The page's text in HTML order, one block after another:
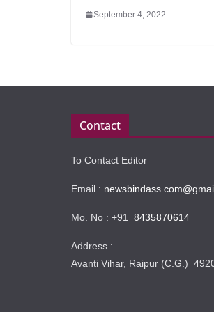
September 4, 2022
Contact
To Contact Editor
Email :
Mo. No : +91 8435870614
Address :
Avanti Vihar, Raipur (C.G.)